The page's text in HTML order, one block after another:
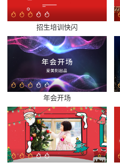
招生培训快闪
年会开场